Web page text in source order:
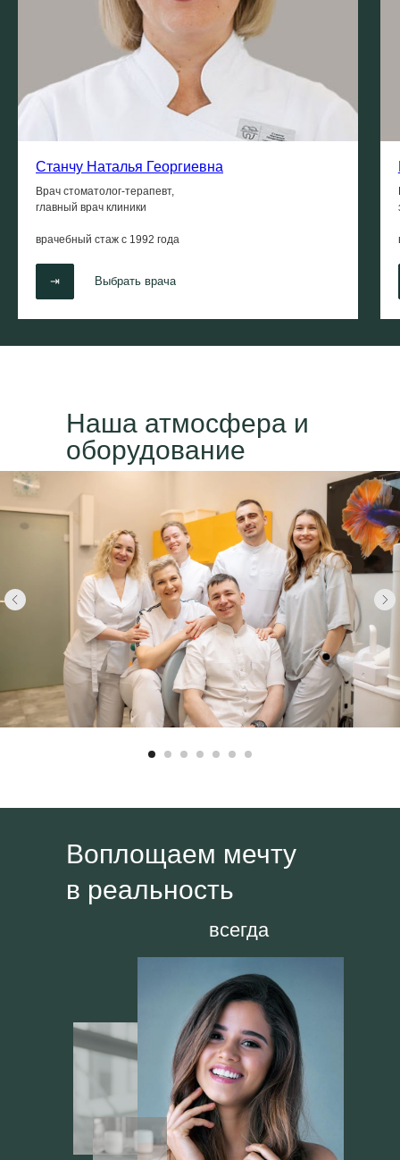
Станчу Наталья Георгиевна
Врач стоматолог-терапевт,
главный врач клиники
врачебный стаж с 1992 года
⇥ Выбрать врача
Наша атмосфера и
оборудование
Воплощаем мечту
в реальность
всегда